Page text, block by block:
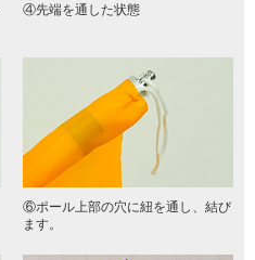
④先端を通した状態
⑥ポール上部の穴に紐を通し、結び
ます。